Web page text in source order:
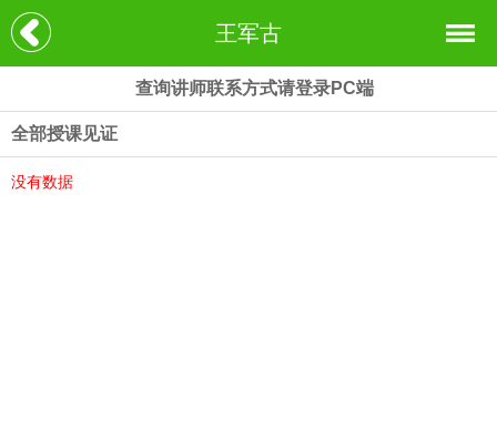
王军古
查询讲师联系方式请登录PC端
全部授课见证
没有数据